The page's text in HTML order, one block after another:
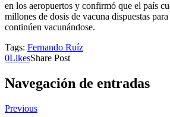
en los aeropuertos y confirmó que el país
millones de dosis de vacuna dispuestas
continúen vacunándose.
Tags: Fernando Ruíz
0LikesShare Post
Navegación de entradas
Previous